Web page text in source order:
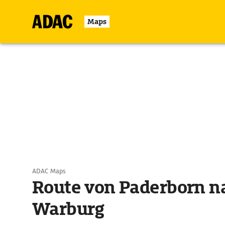
Maps
ADAC Maps
Route von Paderborn
Warburg